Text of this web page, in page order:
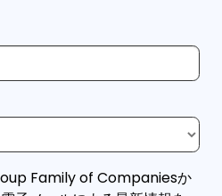
Family of Companiesか